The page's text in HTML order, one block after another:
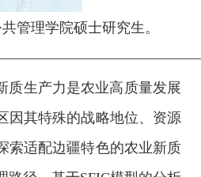
管理学院硕士研究生。
质生产力是农业高质量发展
因其特殊的战略地位、资源
索适配边疆特色的农业新质